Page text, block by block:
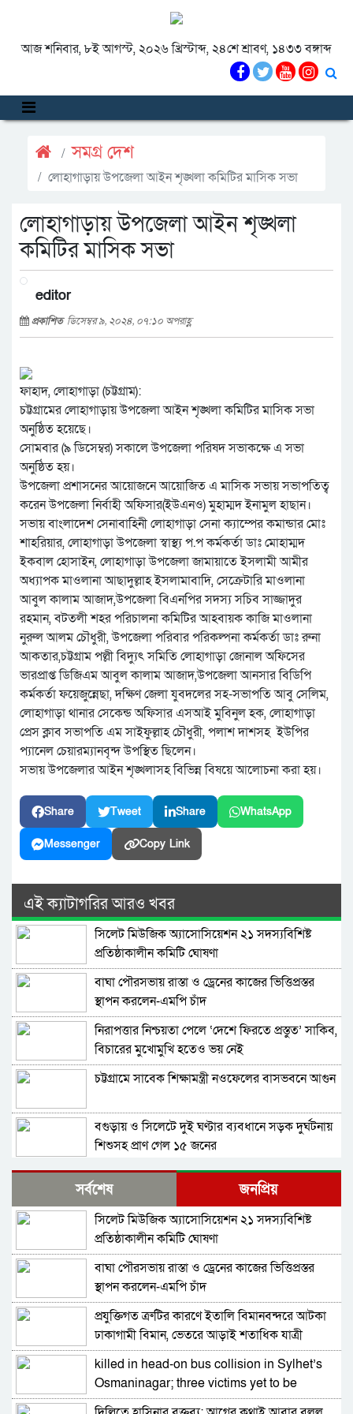
আজ শনিবার, ৮ই আগস্ট, ২০২৬ খ্রিস্টাব্দ, ২৪শে শ্রাবণ, ১৪৩৩ বঙ্গাব্দ
সমগ্র দেশ
লোহাগাড়ায় উপজেলা আইন শৃঙ্খলা কমিটির মাসিক সভা
লোহাগাড়ায় উপজেলা আইন শৃঙ্খলা
কমিটির মাসিক সভা
editor
প্রকাশিত ডিসেম্বর ৯, ২০২৪, ০৭:১০ অপরাহ্ণ
ফাহাদ, লোহাগাড়া (চট্টগ্রাম):
চট্টগ্রামের লোহাগাড়ায় উপজেলা আইন শৃঙ্খলা কমিটির মাসিক সভা
অনুষ্ঠিত হয়েছে।
সোমবার (৯ ডিসেম্বর) সকালে উপজেলা পরিষদ সভাকক্ষে এ সভা
অনুষ্ঠিত হয়।
উপজেলা প্রশাসনের আয়োজনে আয়োজিত এ মাসিক সভায় সভাপতিত্ব
করেন উপজেলা নির্বাহী অফিসার(ইউএনও) মুহাম্মদ ইনামুল হাছান।
সভায় বাংলাদেশ সেনাবাহিনী লোহাগাড়া সেনা ক্যাম্পের কমান্ডার মোঃ
শাহরিয়ার, লোহাগাড়া উপজেলা স্বাস্থ্য প.প কর্মকর্তা ডাঃ মোহাম্মদ
ইকবাল হোসাইন, লোহাগাড়া উপজেলা জামায়াতে ইসলামী আমীর
অধ্যাপক মাওলানা আছাদুল্লাহ ইসলামাবাদি, সেক্রেটারি মাওলানা
আবুল কালাম আজাদ,উপজেলা বিএনপির সদস্য সচিব সাজ্জাদুর
রহমান, বটতলী শহর পরিচালনা কমিটির আহবায়ক কাজি মাওলানা
নুরুল আলম চৌধুরী, উপজেলা পরিবার পরিকল্পনা কর্মকর্তা ডাঃ রুনা
আকতার,চট্টগ্রাম পল্লী বিদ্যুৎ সমিতি লোহাগাড়া জোনাল অফিসের
ভারপ্রাপ্ত ডিজিএম আবুল কালাম আজাদ,উপজেলা আনসার বিডিপি
কর্মকর্তা ফয়েজুন্নেছা, দক্ষিণ জেলা যুবদলের সহ-সভাপতি আবু সেলিম,
লোহাগাড়া থানার সেকেন্ড অফিসার এসআই মুবিনুল হক, লোহাগাড়া
প্রেস ক্লাব সভাপতি এম সাইফুল্লাহ চৌধুরী, পলাশ দাশসহ ইউপির
প্যানেল চেয়ারম্যানবৃন্দ উপস্থিত ছিলেন।
সভায় উপজেলার আইন শৃঙ্খলাসহ বিভিন্ন বিষয়ে আলোচনা করা হয়।
Share Tweet Share WhatsApp
Messenger Copy Link
এই ক্যাটাগরির আরও খবর
সিলেট মিউজিক অ্যাসোসিয়েশন ২১ সদস্যবিশিষ্ট
প্রতিষ্ঠাকালীন কমিটি ঘোষণা
বাঘা পৌরসভায় রাস্তা ও ড্রেনের কাজের ভিত্তিপ্রস্তর
স্থাপন করলেন-এমপি চাঁদ
নিরাপত্তার নিশ্চয়তা পেলে ‘দেশে ফিরতে প্রস্তুত’ সাকিব,
বিচারের মুখোমুখি হতেও ভয় নেই
চট্টগ্রামে সাবেক শিক্ষামন্ত্রী নওফেলের বাসভবনে আগুন
বগুড়ায় ও সিলেটে দুই ঘণ্টার ব্যবধানে সড়ক দুর্ঘটনায়
শিশুসহ প্রাণ গেল ১৫ জনের
ঢাকায় বাসভবনে অগ্নিকাণ্ড, স্ত্রীসহ হাসপাতালে ভর্তি
পাকিস্তান হাইকমিশনার
আওয়ামী লীগ আমাদের শত্রু নয়, অচিরেই আওয়ামী
লীগ বিএনপির সঙ্গে মিশে যাবে: সংসদ সদস্য নাছির
শহীদ আহসান জুলাই যোদ্ধা নন—দাবি বিএনপি নেতার,
জামায়াত নেতা বললেন, ‘সারজিসও ছাত্রলীগ করতেন’
সাকিব আল হাসানের বাড়িতে পেট্রোল ঢেলে আগুন
দেওয়ার চেষ্টা, ভাঙচুর
গাজীপুর-৫ আসনের সাবেক এমপি আখতারুজ্জামান
গ্রেপ্তার
সর্বশেষ জনপ্রিয়
সিলেট মিউজিক অ্যাসোসিয়েশন ২১ সদস্যবিশিষ্ট
প্রতিষ্ঠাকালীন কমিটি ঘোষণা
বাঘা পৌরসভায় রাস্তা ও ড্রেনের কাজের ভিত্তিপ্রস্তর
স্থাপন করলেন-এমপি চাঁদ
প্রযুক্তিগত ত্রুটির কারণে ইতালি বিমানবন্দরে আটকা
ঢাকাগামী বিমান, ভেতরে আড়াই শতাধিক যাত্রী
killed in head-on bus collision in Sylhet’s
Osmaninagar; three victims yet to be
identified